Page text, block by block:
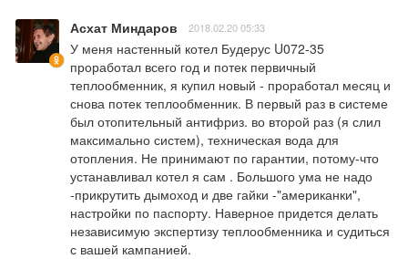
Асхат Миндаров 2018.02.20 05:33
У меня настенный котел Будерус U072-35
проработал всего год и потек первичный
теплообменник, я купил новый - проработал месяц и
снова потек теплообменник. В первый раз в системе
был отопительный антифриз. во второй раз (я слил
максимально систем), техническая вода для
отопления. Не принимают по гарантии, потому-что
устанавливал котел я сам . Большого ума не надо
-прикрутить дымоход и две гайки -"американки",
настройки по паспорту. Наверное придется делать
независимую экспертизу теплообменника и судиться
с вашей кампанией.